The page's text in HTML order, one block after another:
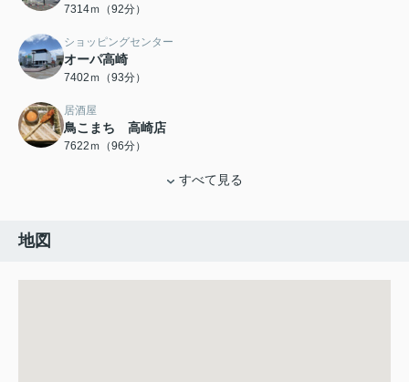
7314ｍ（92分）
ショッピングセンター
オーパ高崎
7402ｍ（93分）
居酒屋
鳥こまち 高崎店
7622ｍ（96分）
すべて見る
地図